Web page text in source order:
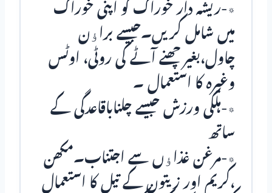
٭-ریشہ دار خوراک کو اپنی خوراک
میں شامل کریں۔جیسے براﺅن
چاول،بغیر چھنے آٹے کی روٹی، اوٹس
وغیرہ کا استعمال ۔
٭-ہلکی ورزش جیسے چلناباقاعدگی کے
ساتھ
٭-مرغن غذاﺅں سے اجتناب۔مکھن
،کریم اور زیتون کے تیل کا استعمال